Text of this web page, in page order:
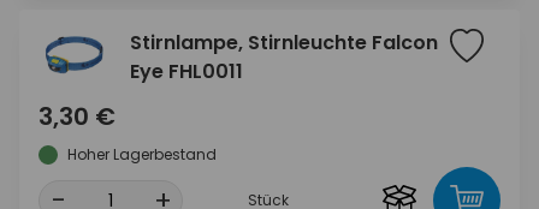
Stirnlampe, Stirnleuchte Falcon
Eye FHL0011
3,30 €
Hoher Lagerbestand
- + Stück